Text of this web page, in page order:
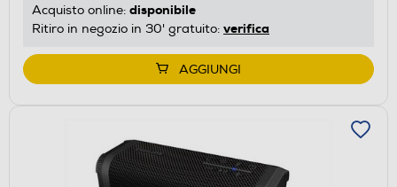
Acquisto online: disponibile
Ritiro in negozio in 30' gratuito: verifica
AGGIUNGI